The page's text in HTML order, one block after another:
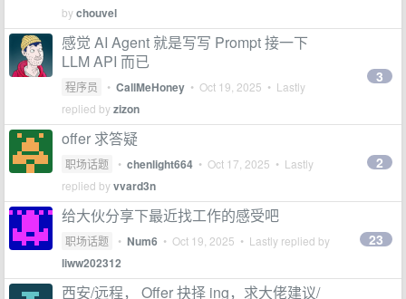
bychouvel
感觉 AI Agent 就是写写 Prompt 接一下
LLM API 而已
程序员 • CallMeHoney • Oct 19, 2025 • Lastly
replied byzizon
3
offer 求答疑
职场话题 • chenlight664 • Oct 17, 2025 • Lastly
replied byvvard3n
2
给大伙分享下最近找工作的感受吧
职场话题 • Num6 • Oct 19, 2025 • Lastly replied by
liww202312
23
西安/远程， Offer 抉择 ing，求大佬建议/